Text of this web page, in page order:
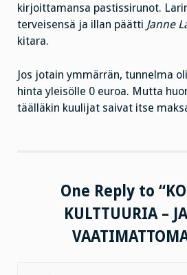
kirjoittamansa pastissirunot.
terveisensä ja illan päätti Janne
kitara.
Jos jotain ymmärrän, tunnelma
hinta yleisölle 0 euroa. Mutta
täälläkin kuulijat saivat itse
One Reply to
KULTTUURIA –